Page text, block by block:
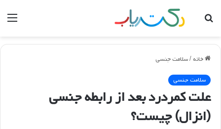
جستجو
خانه /سلامت جنسی
سلامت جنسی
علت کمردرد بعد از رابطه جنسی
(انزال) چیست؟